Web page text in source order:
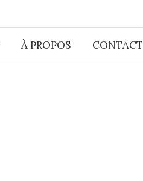
À PROPOS CONTACT